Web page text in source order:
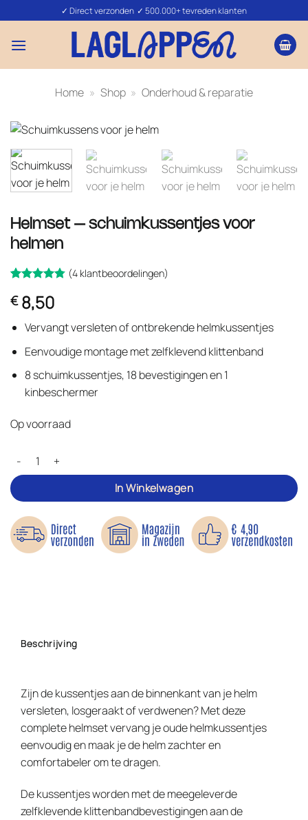
naar
inhoud
✓ Direct verzonden ✓ 500.000+ tevreden klanten
Home » Shop » Onderhoud & reparatie
Helmset – schuimkussentjes voor
helmen
4.75 op 5
gebaseerd
opklant
waarderingen
(4klantbeoordelingen)
€8,50
Vervangt versleten of ontbrekende helmkussentjes
Eenvoudige montage met zelfklevend klittenband
8 schuimkussentjes, 18 bevestigingen en 1
kinbeschermer
Op voorraad
Helmset – schuimkussentjes voor helmen aantal
In Winkelwagen
Beschrijving
Zijn de kussentjes aan de binnenkant van je helm
versleten, losgeraakt of verdwenen? Met deze
complete helmset vervang je oude helmkussentjes
eenvoudig en maak je de helm zachter en
comfortabeler om te dragen.
De kussentjes worden met de meegeleverde
zelfklevende klittenbandbevestigingen aan de